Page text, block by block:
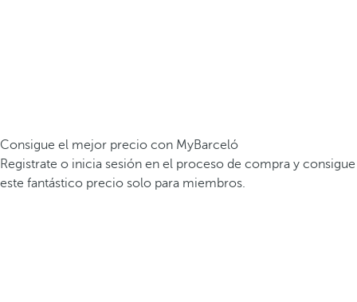
Consigue el mejor precio con MyBarceló
Registrate o inicia sesión en el proceso de compra y consigue
este fantástico precio solo para miembros.